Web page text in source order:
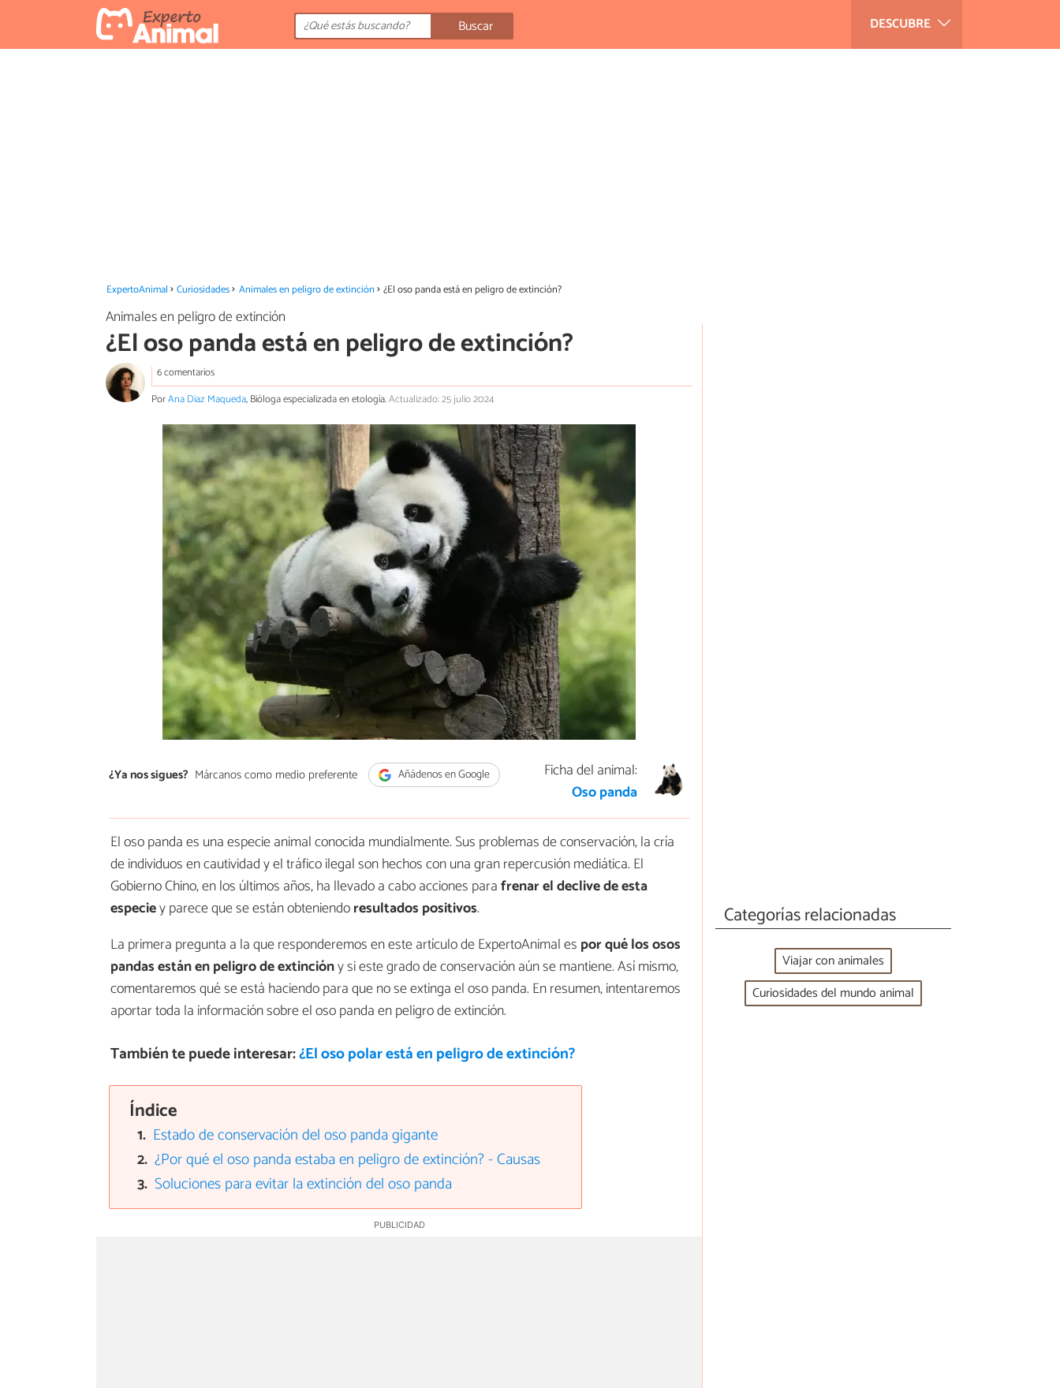
DESCUBRE
Buscar
ExpertoAnimal Curiosidades Animales en peligro de extinción ¿El oso panda está en peligro de extinción?
Animales en peligro de extinción
¿El oso panda está en peligro de extinción?
6 comentarios
PorAna Diaz Maqueda, Bióloga especializada en etología.Actualizado: 25 julio 2024
¿Ya nos sigues? Márcanos como medio preferente Añádenos en Google
Ficha del animal:
Oso panda
El oso panda es una especie animal conocida mundialmente. Sus problemas de conservación, la cría
de individuos en cautividad y el tráfico ilegal son hechos con una gran repercusión mediática. El
Gobierno Chino, en los últimos años, ha llevado a cabo acciones parafrenar el declive de esta
especiey parece que se están obteniendoresultados positivos.
La primera pregunta a la que responderemos en este artículo de ExpertoAnimal es por qué los osos
pandas están en peligro de extincióny si este grado de conservación aún se mantiene. Así mismo,
comentaremos qué se está haciendo para que no se extinga el oso panda. En resumen, intentaremos
aportar toda la información sobre el oso panda en peligro de extinción.
También te puede interesar:¿El oso polar está en peligro de extinción?
Índice
Estado de conservación del oso panda gigante
¿Por qué el oso panda estaba en peligro de extinción? - Causas
Soluciones para evitar la extinción del oso panda
Categorías relacionadas
Viajar con animales
Curiosidades del mundo animal